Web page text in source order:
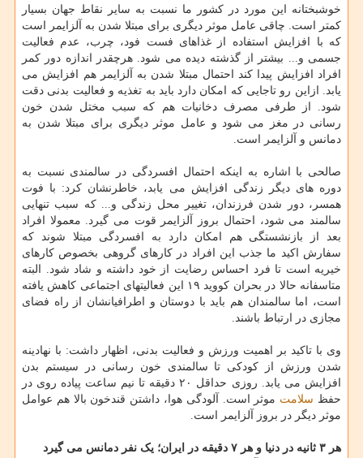
خوشبختانه این مورد در کشور ما نسبت به سایر نقاط جهان بسیار
کمتر است. چاقی عامل موثر دیگری برای مبتلا شدن به آلزایمر است
که با افزایش استفاده از غذاهای فست فود، چرب، عدم فعالیت
جسمی و... بیشتر از گذشته دیده می شود. هرچقدر اندازه دور کمر
افراد افزایش پیدا کند احتمال مبتلا شدن به آلزایمر هم افزایش می
یابد. ازاین رو تاجایی که امکان دارد باید به تغذیه و فعالیت بدنی دقت
شود. از طرفی مصرف دخانیات هم که سبب مختل شدن خون
رسانی در مغز می شود و عامل موثر دیگری برای مبتلا شدن به
دمانس و آلزایمر است.
صالحی با اشاره به اینکه احتمال افسردگی در سالمندی نسبت به
دوره های دیگر زندگی افزایش می یابد، خاطرنشان کرد: با فوت
همسر، دور شدن فرزندان، تغییر محل زندگی و... که سبب تنهایی
سالمند می شود، احتمال بروز آلزایمر قوت می گیرد. معمولا افراد
بعد از بازنشستگی هم امکان دارد به افسردگی مبتلا شوند که
سفارش اکید ما جذب این افراد در کارهای گروهی بخصوص کارهای
خیریه است تا فرد احساس رضایت از خود داشته و شاد شود. البته
متاسفانه حالا در بحران کووید ۱۹ این فعالیتهای اجتماعی کاهش یافته
است، اما سالمندان هم باید با دوستان و اطرافیانشان از راه فضای
مجازی در ارتباط باشند.
وی با تاکید بر اهمیت ورزش و فعالیت بدنی، اظهار داشت: با نهادینه
شدن ورزش از کودکی تا سالمندی خون رسانی در سیستم بدن
افزایش می یابد. روزی حداقل ۲۰ دقیقه تا نیم ساعت پیاده روی در
حفظ سلامت موثر است. آلودگی هوا، داشتن قندخون بالا هم عوامل
موثر دیگر در بروز آلزایمر است.
هر ۳ ثانیه در دنیا و هر ۷ دقیقه در ایران؛ یک نفر دمانس می گیرد